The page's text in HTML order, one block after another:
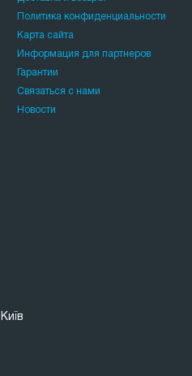
Политика конфиденциальности
Карта сайта
Информация для партнеров
Гарантии
Связаться с нами
Новости